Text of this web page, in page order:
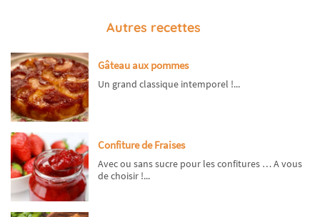
Autres recettes
Gâteau aux pommes
Un grand classique intemporel !...
Confiture de Fraises
Avec ou sans sucre pour les confitures … A vous
de choisir !...